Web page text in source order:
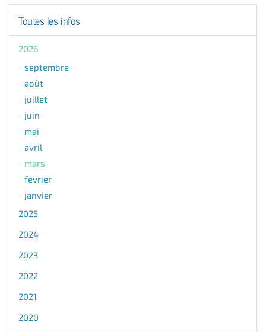
Toutes les infos
2026
septembre
août
juillet
juin
mai
avril
mars
février
janvier
2025
2024
2023
2022
2021
2020